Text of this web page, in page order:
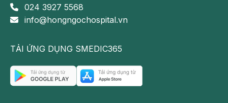
024 3927 5568
info@hongngochospital.vn
TẢI ỨNG DỤNG SMEDIC365